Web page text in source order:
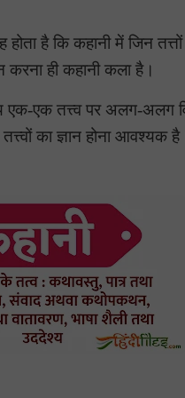
है कि कहानी में जिन
ही कहानी कला है।
एक तत्त्व पर अलग-अलग
का ज्ञान होना